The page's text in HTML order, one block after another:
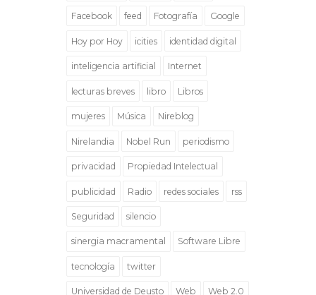
Facebook feed Fotografía Google
Hoy por Hoy icities identidad digital
inteligencia artificial Internet
lecturas breves libro Libros
mujeres Música Nireblog
Nirelandia Nobel Run periodismo
privacidad Propiedad Intelectual
publicidad Radio redes sociales rss
Seguridad silencio
sinergia macramental Software Libre
tecnología twitter
Universidad de Deusto Web Web 2.0